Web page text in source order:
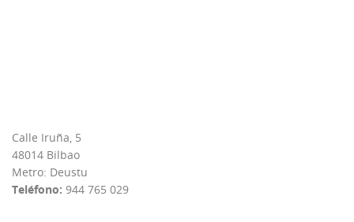
Calle Iruña, 5
48014 Bilbao
Metro: Deustu
Teléfono: 944 765 029